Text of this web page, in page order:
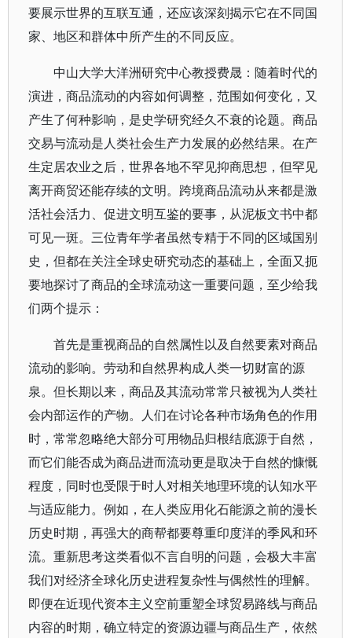
要展示世界的互联互通，还应该深刻揭示它在不同国
家、地区和群体中所产生的不同反应。
中山大学大洋洲研究中心教授费晟：随着时代的
演进，商品流动的内容如何调整，范围如何变化，又
产生了何种影响，是史学研究经久不衰的论题。商品
交易与流动是人类社会生产力发展的必然结果。在产
生定居农业之后，世界各地不罕见抑商思想，但罕见
离开商贸还能存续的文明。跨境商品流动从来都是激
活社会活力、促进文明互鉴的要事，从泥板文书中都
可见一斑。三位青年学者虽然专精于不同的区域国别
史，但都在关注全球史研究动态的基础上，全面又扼
要地探讨了商品的全球流动这一重要问题，至少给我
们两个提示：
首先是重视商品的自然属性以及自然要素对商品
流动的影响。劳动和自然界构成人类一切财富的源
泉。但长期以来，商品及其流动常常只被视为人类社
会内部运作的产物。人们在讨论各种市场角色的作用
时，常常忽略绝大部分可用物品归根结底源于自然，
而它们能否成为商品进而流动更是取决于自然的慷慨
程度，同时也受限于时人对相关地理环境的认知水平
与适应能力。例如，在人类应用化石能源之前的漫长
历史时期，再强大的商帮都要尊重印度洋的季风和环
流。重新思考这类看似不言自明的问题，会极大丰富
我们对经济全球化历史进程复杂性与偶然性的理解。
即便在近现代资本主义空前重塑全球贸易路线与商品
内容的时期，确立特定的资源边疆与商品生产，依然